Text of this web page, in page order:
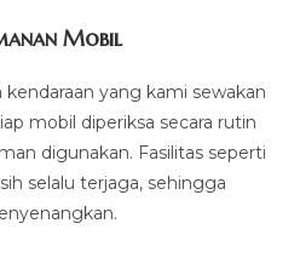
Mobil
yang kami sewakan
mobil diperiksa secara rutin
digunakan. Fasilitas seperti
selalu terjaga, sehingga